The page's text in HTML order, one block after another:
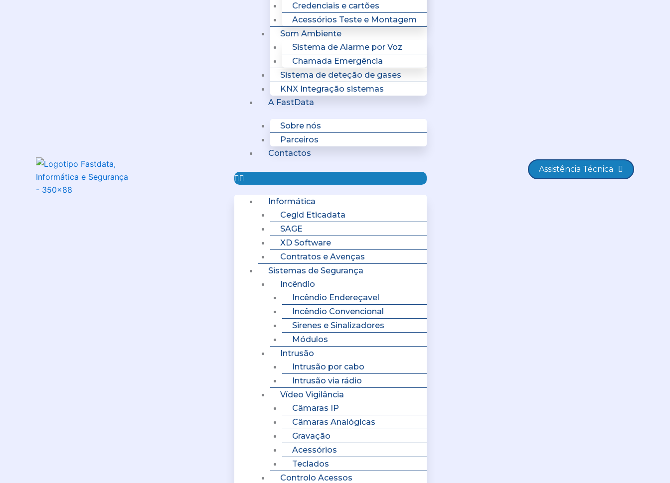
Credenciais e cartões
Acessórios Teste e Montagem
Som Ambiente
Sistema de Alarme por Voz
Chamada Emergência
Sistema de deteção de gases
KNX Integração sistemas
A FastData
Sobre nós
Parceiros
Contactos
Informática
Cegid Eticadata
SAGE
XD Software
Contratos e Avenças
Sistemas de Segurança
Incêndio
Incêndio Endereçavel
Incêndio Convencional
Sirenes e Sinalizadores
Módulos
Intrusão
Intrusão por cabo
Intrusão via rádio
Vídeo Vigilância
Câmaras IP
Câmaras Analógicas
Gravação
Acessórios
Teclados
Controlo Acessos
Assistência Técnica